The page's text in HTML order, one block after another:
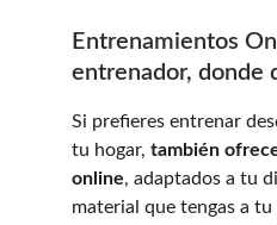
Entrenamientos
entrenador, donde
Si prefieres entrenar
tu hogar, también
online, adaptados a tu
material que tengas a tu